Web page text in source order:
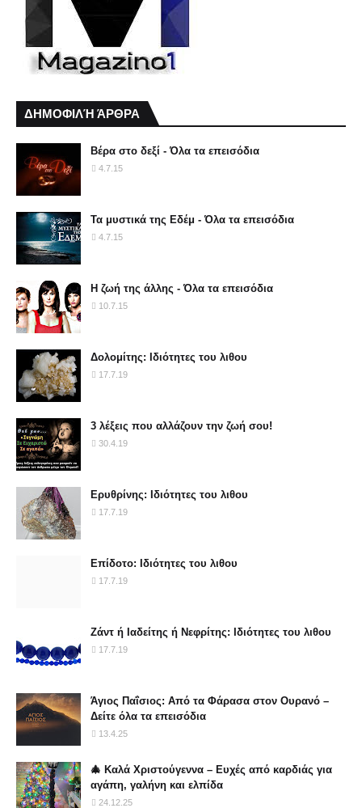
ΔΗΜΟΦΙΛΉ ΆΡΘΡΑ
Βέρα στο δεξί - Όλα τα επεισόδια
4.7.15
Τα μυστικά της Εδέμ - Όλα τα επεισόδια
4.7.15
Η ζωή της άλλης - Όλα τα επεισόδια
10.7.15
Δολομίτης: Ιδιότητες του λιθου
17.7.19
3 λέξεις που αλλάζουν την ζωή σου!
30.4.19
Ερυθρίνης: Ιδιότητες του λιθου
17.7.19
Επίδοτο: Ιδιότητες του λιθου
17.7.19
Ζάντ ή Ιαδείτης ή Νεφρίτης: Ιδιότητες του λιθου
17.7.19
Άγιος Παΐσιος: Από τα Φάρασα στον Ουρανό –
Δείτε όλα τα επεισόδια
13.4.25
🎄 Καλά Χριστούγεννα – Ευχές από καρδιάς για
αγάπη, γαλήνη και ελπίδα
24.12.25